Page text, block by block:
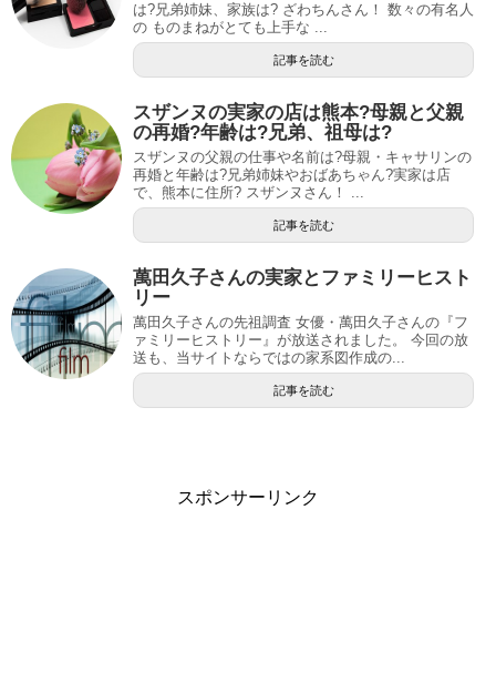
は?兄弟姉妹、家族は? ざわちんさん！ 数々の有名人
の ものまねがとても上手な ...
記事を読む
スザンヌの実家の店は熊本?母親と父親
の再婚?年齢は?兄弟、祖母は?
スザンヌの父親の仕事や名前は?母親・キャサリンの
再婚と年齢は?兄弟姉妹やおばあちゃん?実家は店
で、熊本に住所? スザンヌさん！ ...
記事を読む
萬田久子さんの実家とファミリーヒスト
リー
萬田久子さんの先祖調査 女優・萬田久子さんの『フ
ァミリーヒストリー』が放送されました。 今回の放
送も、当サイトならではの家系図作成の...
記事を読む
スポンサーリンク